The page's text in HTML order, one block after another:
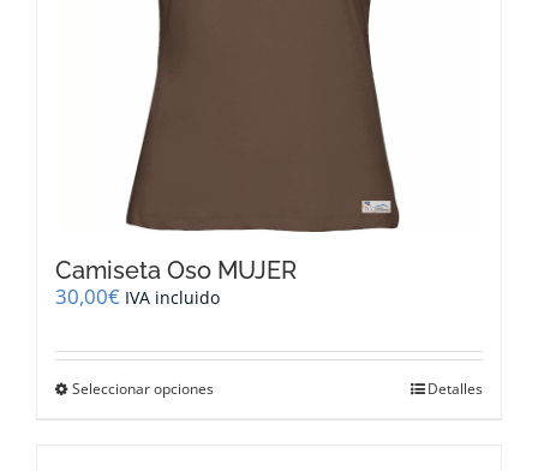
Camiseta Oso MUJER
30,00€ IVA incluido
Seleccionar opciones Detalles